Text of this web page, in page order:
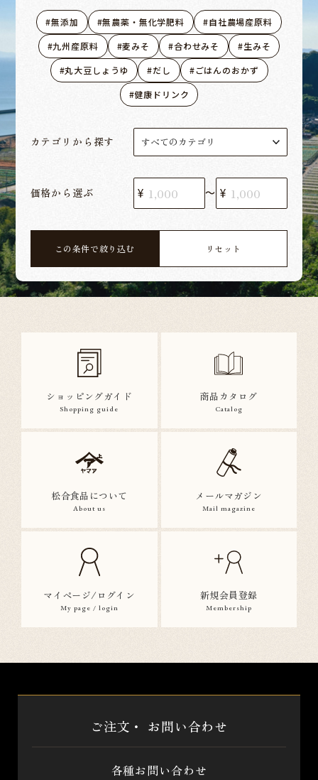
無添加 無農薬・無化学肥料
自社農場産原料
九州産原料
麦みそ 合わせみそ
生みそ
丸大豆しょうゆ
だし
ごはんのおかず
健康ドリンク
カテゴリから探す
価格から選ぶ 〜
この条件で絞り込む リセット
ショッピングガイド
Shopping guide
商品カタログ
Catalog
松合食品について
About us
メールマガジン
Mail magazine
マイページ/ログイン
My page / login
新規会員登録
Membership
ご注文・ お問い合わせ
各種お問い合わせ